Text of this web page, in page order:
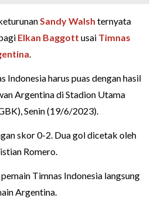
Sandy Walsh ternyata
Elkan Baggott usai Timnas
.
Indonesia harus puas dengan hasil
Argentina di Stadion Utama
Senin (19/6/2023).
skor 0-2. Dua gol dicetak oleh
Romero.
Timnas Indonesia langsung
Argentina.